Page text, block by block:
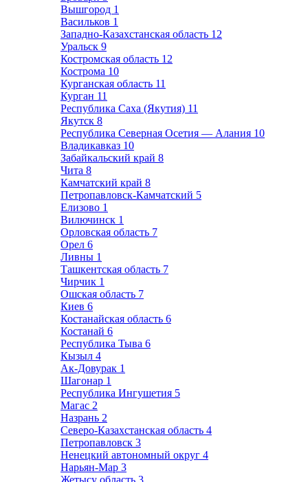
Вышгород 1
Васильков 1
Западно-Казахстанская область 12
Уральск 9
Костромская область 12
Кострома 10
Курганская область 11
Курган 11
Республика Саха (Якутия) 11
Якутск 8
Республика Северная Осетия — Алания 10
Владикавказ 10
Забайкальский край 8
Чита 8
Камчатский край 8
Петропавловск-Камчатский 5
Елизово 1
Вилючинск 1
Орловская область 7
Орел 6
Ливны 1
Ташкентская область 7
Чирчик 1
Ошская область 7
Киев 6
Костанайская область 6
Костанай 6
Республика Тыва 6
Кызыл 4
Ак-Довурак 1
Шагонар 1
Республика Ингушетия 5
Магас 2
Назрань 2
Северо-Казахстанская область 4
Петропавловск 3
Ненецкий автономный округ 4
Нарьян-Мар 3
Жетысу область 3